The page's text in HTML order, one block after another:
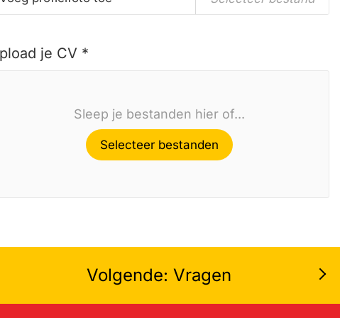
je CV *
Sleep je bestanden hier of...
Selecteer bestanden
Volgende: Vragen